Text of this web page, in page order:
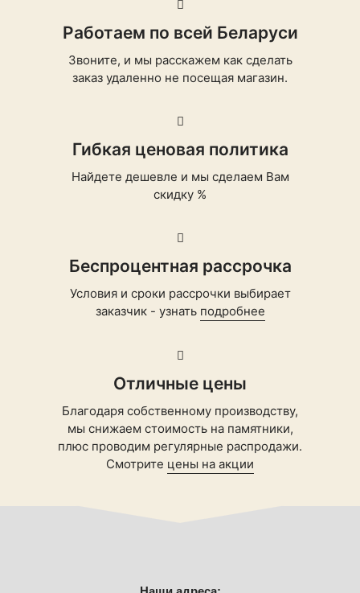
Работаем по всей Беларуси
Звоните, и мы расскажем как сделать
заказ удаленно не посещая магазин.
Гибкая ценовая политика
Найдете дешевле и мы сделаем Вам
скидку %
Беспроцентная рассрочка
Условия и сроки рассрочки выбирает
заказчик - узнать подробнее
Отличные цены
Благодаря собственному производству,
мы снижаем стоимость на памятники,
плюс проводим регулярные распродажи.
Смотрите цены на акции